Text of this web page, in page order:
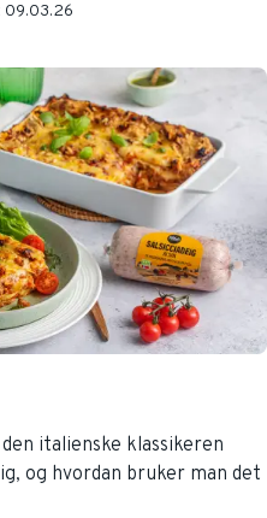
09.03.26
italienske klassikeren
og hvordan bruker man det